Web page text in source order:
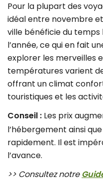
Pour la plupart des
idéal entre novembre
ville bénéficie du temps
l’année, ce qui en fait
explorer les merveilles
températures varient de
offrant un climat
touristiques et les
Conseil : Les prix
l’hébergement ainsi
rapidement. Il est
l’avance.
>> Consultez notre